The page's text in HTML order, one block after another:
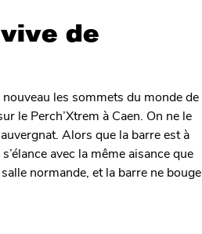
de
les sommets du monde de
le Perch’Xtrem à Caen. On ne le
Alors que la barre est à
avec la même aisance que
normande, et la barre ne bouge